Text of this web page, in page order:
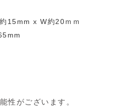
15mm x W約20ｍｍ
性がございます。